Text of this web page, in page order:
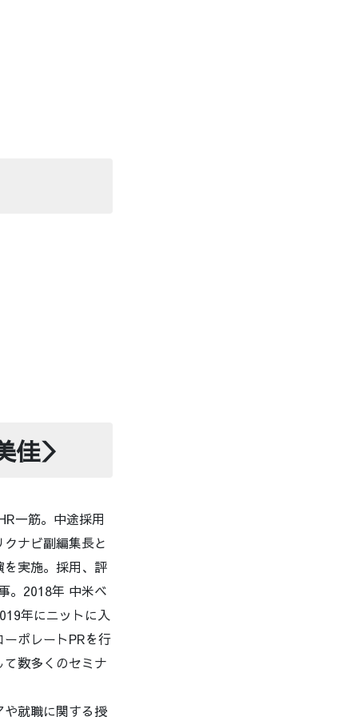
佳＞
一筋。中途採用
ナビ副編集長と
を実施。採用、評
。2018年 中米ベ
年にニットに入
ポレートPRを行
数多くのセミナ
就職に関する授